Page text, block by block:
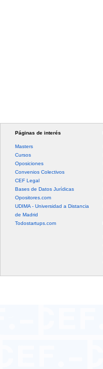
Páginas de interés
Masters
Cursos
Oposiciones
Convenios Colectivos
CEF Legal
Bases de Datos Jurídicas
Opositores.com
UDIMA - Universidad a Distancia
de Madrid
Todostartups.com